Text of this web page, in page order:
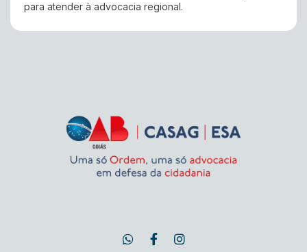
para atender à advocacia regional.